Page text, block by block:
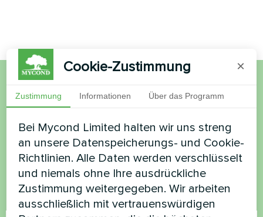
Möchten Sie kaufen oder
haben Sie Fragen?
Kontaktieren Sie uns und wir werden Ihnen
helfen
Name
Cookie-Zustimmung ×
Zustimmung Informationen Über das Programm
Bei Mycond Limited halten wir uns streng
an unsere Datenspeicherungs- und Cookie-
Richtlinien. Alle Daten werden verschlüsselt
und niemals ohne Ihre ausdrückliche
Zustimmung weitergegeben. Wir arbeiten
ausschließlich mit vertrauenswürdigen